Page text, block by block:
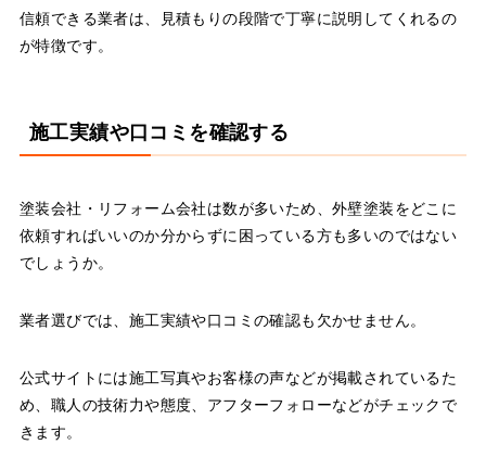
信頼できる業者は、見積もりの段階で丁寧に説明してくれるの
が特徴です。
施工実績や口コミを確認する
塗装会社・リフォーム会社は数が多いため、外壁塗装をどこに
依頼すればいいのか分からずに困っている方も多いのではない
でしょうか。
業者選びでは、施工実績や口コミの確認も欠かせません。
公式サイトには施工写真やお客様の声などが掲載されているた
め、職人の技術力や態度、アフターフォローなどがチェックで
きます。